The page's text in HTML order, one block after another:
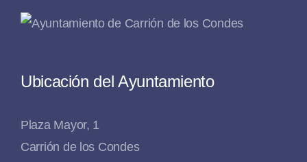
Ubicación del Ayuntamiento
Plaza Mayor, 1
Carrión de los Condes